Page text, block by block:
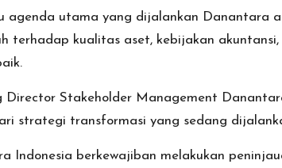
agenda utama yang dijalankan Danantara
terhadap kualitas aset, kebijakan
Director Stakeholder Management
strategi transformasi yang sedang
Indonesia berkewajiban melakukan